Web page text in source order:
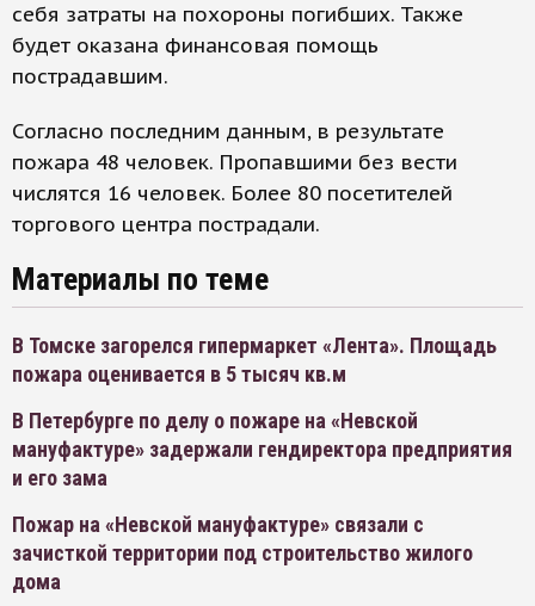
себя затраты на похороны погибших. Также
будет оказана финансовая помощь
пострадавшим.
Согласно последним данным, в результате
пожара 48 человек. Пропавшими без вести
числятся 16 человек. Более 80 посетителей
торгового центра пострадали.
Материалы по теме
В Томске загорелся гипермаркет «Лента». Площадь
пожара оценивается в 5 тысяч кв.м
В Петербурге по делу о пожаре на «Невской
мануфактуре» задержали гендиректора предприятия
и его зама
Пожар на «Невской мануфактуре» связали с
зачисткой территории под строительство жилого
дома